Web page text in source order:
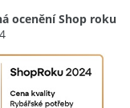
ocenění Shop roku